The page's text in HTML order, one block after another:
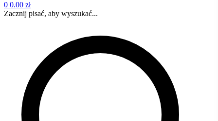
0 0.00 zł
Zacznij pisać, aby wyszukać...